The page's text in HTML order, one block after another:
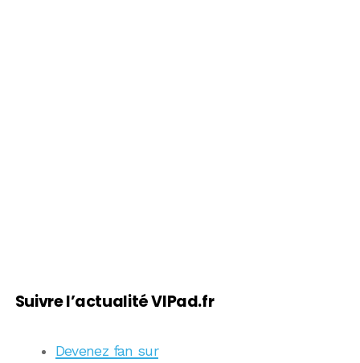
Suivre l’actualité VIPad.fr
Devenez fan sur